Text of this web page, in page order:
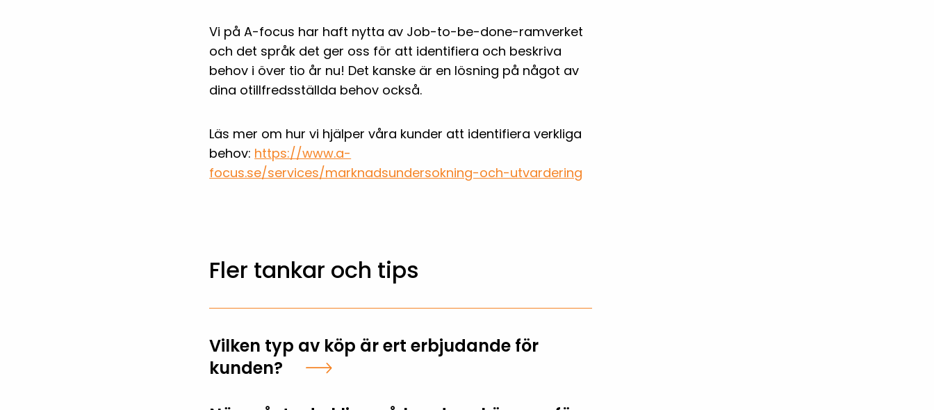
Vi på A-focus har haft nytta av Job-to-be-done-ramverket
och det språk det ger oss för att identifiera och beskriva
behov i över tio år nu! Det kanske är en lösning på något av
dina otillfredsställda behov också.
Läs mer om hur vi hjälper våra kunder att identifiera verkliga
behov: https://www.a-
focus.se/services/marknadsundersokning-och-utvardering
Fler tankar och tips
Vilken typ av köp är ert erbjudande för
kunden?